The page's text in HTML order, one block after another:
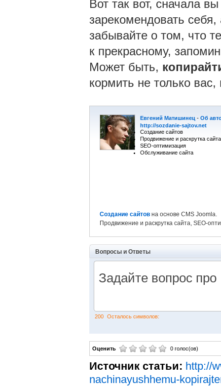
Вот так вот, сначала
зарекомендовать себя,
забывайте о том, что
к прекрасному,
Может быть,
кормить не только
Евгений Матишинец - Об
http://sozdanie-sajtov.net
Создание сайтов
Продвижение и раскрутка сайта
SEO-оптимизация
Обслуживание сайта
Создание сайтовна основе CMS Joomla.
Продвижение и раскрутка сайта, SEO-
Вопросы и Ответы
200 Осталось символов:
Оценить 0 голос(ов)
Источник статьи: http://
nachinayushhemu-